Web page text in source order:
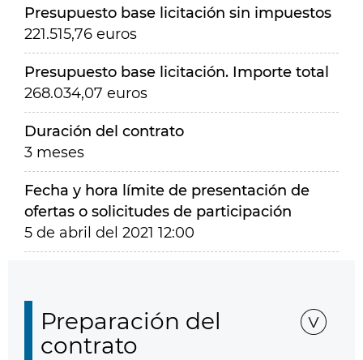
Presupuesto base licitación sin impuestos
221.515,76 euros
Presupuesto base licitación. Importe total
268.034,07 euros
Duración del contrato
3 meses
Fecha y hora límite de presentación de
ofertas o solicitudes de participación
5 de abril del 2021 12:00
Preparación del
contrato